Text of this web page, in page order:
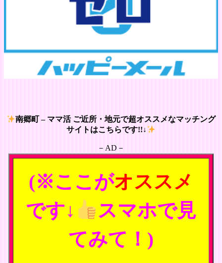
南郷町 – ママ活 ご近所・地元で超オススメなマッチング
サイトはこちらです!!↓
－AD－
(※ここがオススメ
です↓
スマホで見
てみて！)